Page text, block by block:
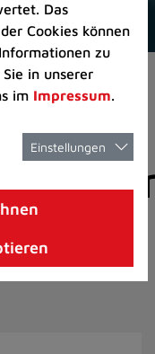
Das
Cookies können
zu
in unserer
im Impressum.
Einstellungen